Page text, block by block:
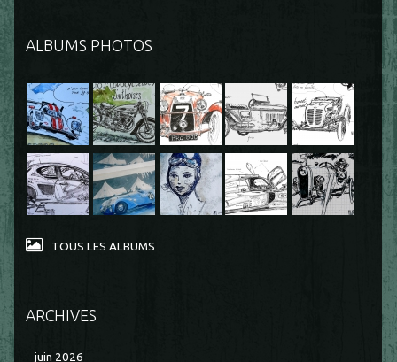
ALBUMS PHOTOS
TOUS LES ALBUMS
ARCHIVES
juin 2026